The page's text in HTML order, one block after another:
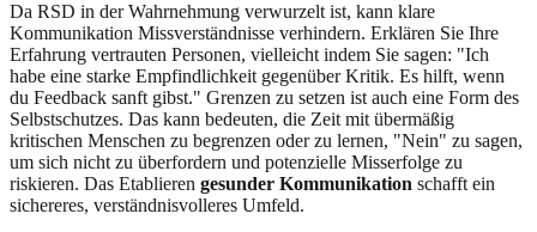
Da RSD in der Wahrnehmung verwurzelt ist, kann klare
Kommunikation Missverständnisse verhindern. Erklären Sie Ihre
Erfahrung vertrauten Personen, vielleicht indem Sie sagen: "Ich
habe eine starke Empfindlichkeit gegenüber Kritik. Es hilft, wenn
du Feedback sanft gibst." Grenzen zu setzen ist auch eine Form des
Selbstschutzes. Das kann bedeuten, die Zeit mit übermäßig
kritischen Menschen zu begrenzen oder zu lernen, "Nein" zu sagen,
um sich nicht zu überfordern und potenzielle Misserfolge zu
riskieren. Das Etablieren gesunder Kommunikation schafft ein
sichereres, verständnisvolleres Umfeld.